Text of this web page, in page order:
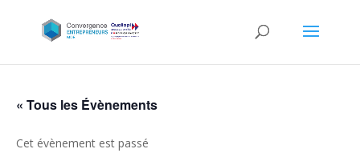
« Tous les Évènements
Cet évènement est passé